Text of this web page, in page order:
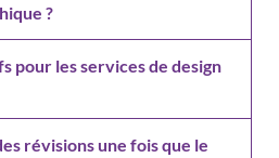
?
pour les services de design
révisions une fois que le